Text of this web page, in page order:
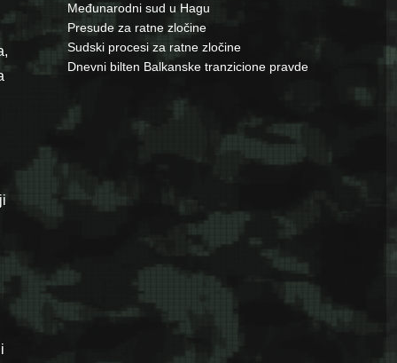
Međunarodni sud u Hagu
Presude za ratne zločine
Sudski procesi za ratne zločine
Dnevni bilten Balkanske tranzicione pravde